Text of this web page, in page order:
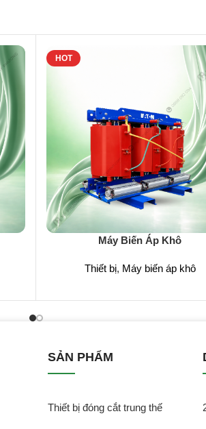
HOT
Máy Biến Áp Khô
Thiết bị, Máy biến áp khô
SẢN PHẨM
Thiết bị đóng cắt trung thế